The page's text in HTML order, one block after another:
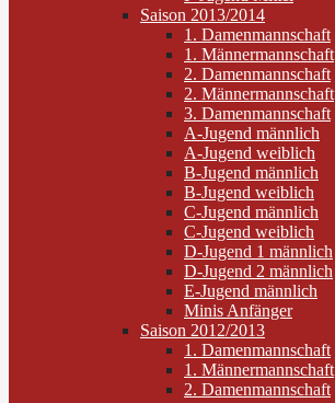
Saison 2013/2014
1. Damenmannschaft
1. Männermannschaft
2. Damenmannschaft
2. Männermannschaft
3. Damenmannschaft
A-Jugend männlich
A-Jugend weiblich
B-Jugend männlich
B-Jugend weiblich
C-Jugend männlich
C-Jugend weiblich
D-Jugend 1 männlich
D-Jugend 2 männlich
E-Jugend männlich
Minis Anfänger
Saison 2012/2013
1. Damenmannschaft
1. Männermannschaft
2. Damenmannschaft